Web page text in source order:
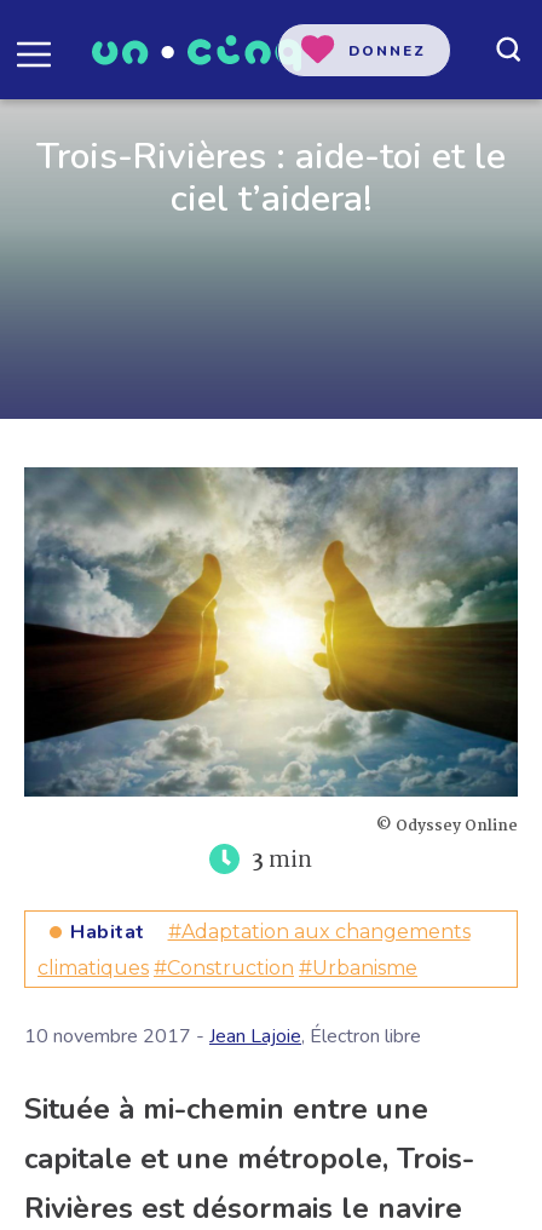
DONNEZ
Trois-Rivières : aide-toi et le
ciel t’aidera!
© Odyssey Online
3 min
Habitat
#Adaptation aux changements
climatiques #Construction #Urbanisme
10 novembre 2017 - Jean Lajoie, Électron libre
Située à mi-chemin entre une
capitale et une métropole, Trois-
Rivières est désormais le navire